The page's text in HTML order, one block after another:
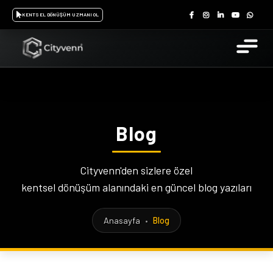
KENTSEL DÖNÜŞÜM UZMANI OL
Blog
Cityvenn'den sizlere özel
kentsel dönüşüm alanındaki en güncel blog yazıları
Anasayfa • Blog